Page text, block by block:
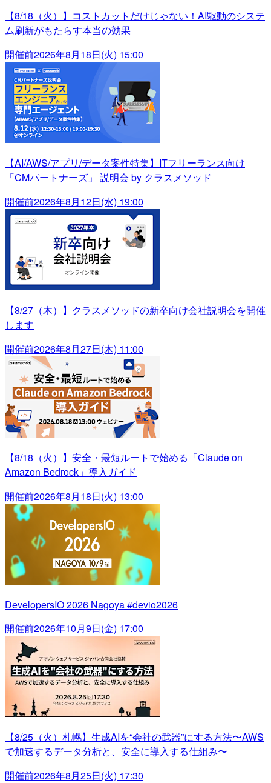
【8/18（火）】コストカットだけじゃない！AI駆動のシステ
ム刷新がもたらす本当の効果
開催前2026年8月18日(火) 15:00
【AI/AWS/アプリ/データ案件特集】ITフリーランス向け
「CMパートナーズ」 説明会 by クラスメソッド
開催前2026年8月12日(水) 19:00
【8/27（木）】クラスメソッドの新卒向け会社説明会を開催
します
開催前2026年8月27日(木) 11:00
【8/18（火）】安全・最短ルートで始める「Claude on
Amazon Bedrock」導入ガイド
開催前2026年8月18日(火) 13:00
DevelopersIO 2026 Nagoya #devio2026
開催前2026年10月9日(金) 17:00
【8/25（火）札幌】生成AIを“会社の武器”にする方法〜AWS
で加速するデータ分析と、安全に導入する仕組み〜
開催前2026年8月25日(火) 17:30